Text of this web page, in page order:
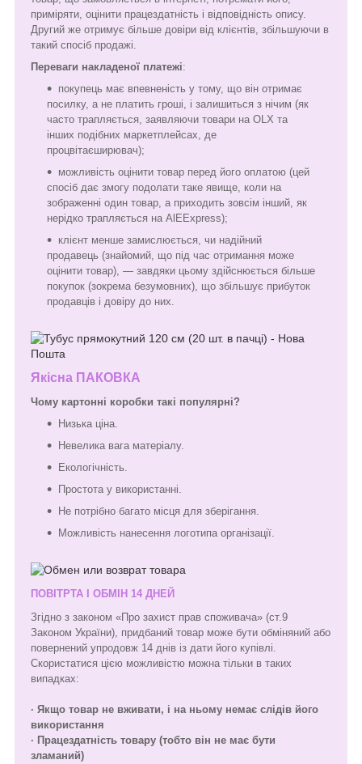
приміряти, оцінити працездатність і відповідність опису.
Другий же отримує більше довіри від клієнтів, збільшуючи в
такий спосіб продажі.
Переваги накладеної платежі:
покупець має впевненість у тому, що він отримає
посилку, а не платить гроші, і залишиться з нічим (як
часто трапляється, заявляючи товари на OLX та
інших подібних маркетплейсах, де
процвітаєширювач);
можливість оцінити товар перед його оплатою (цей
спосіб дає змогу подолати таке явище, коли на
зображенні один товар, а приходить зовсім інший, як
нерідко трапляється на AlEExpress);
клієнт менше замислюється, чи надійний
продавець (знайомий, що під час отримання може
оцінити товар), — завдяки цьому здійснюється більше
покупок (зокрема безумовних), що збільшує прибуток
продавців і довіру до них.
Якісна ПАКОВКА
Чому картонні коробки такі популярні?
Низька ціна.
Невелика вага матеріалу.
Екологічність.
Простота у використанні.
Не потрібно багато місця для зберігання.
Можливість нанесення логотипа організації.
ПОВІТРТА І ОБМІН 14 ДНЕЙ
Згідно з законом «Про захист прав споживача» (ст.9
Законом України), придбаний товар може бути обміняний або
повернений упродовж 14 днів із дати його купівлі.
Скористатися цією можливістю можна тільки в таких
випадках:
· Якщо товар не вживати, і на ньому немає слідів його
використання
· Працездатність товару (тобто він не має бути
зламаний)